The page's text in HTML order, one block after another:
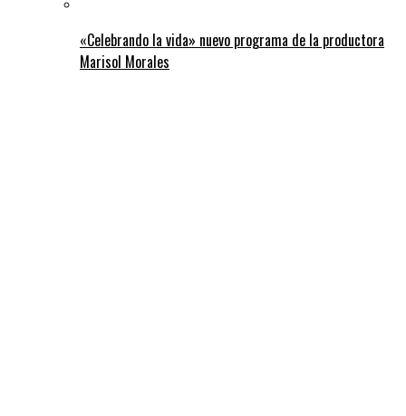
«Celebrando la vida» nuevo programa de la productora
Marisol Morales